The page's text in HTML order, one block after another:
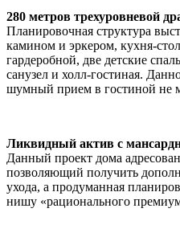
280 метров трехуровневой
Планировочная структура
камином и эркером, кухня-
гардеробной, две детские
санузел и холл-гостиная.
шумный прием в гостиной не
Ликвидный актив с
Данный проект дома
позволяющий получить
ухода, а продуманная
нишу «рационального